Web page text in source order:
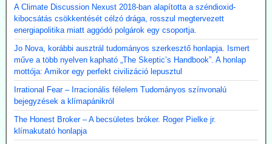
A Climate Discussion Nexust 2018-ban alapította a széndioxid-
kibocsátás csökkentését célzó drága, rosszul megtervezett
energiapolitika miatt aggódó polgárok egy csoportja.
Jo Nova, korábbi ausztrál tudományos szerkesztő honlapja. Ismert
műve a több nyelven kapható „The Skeptic’s Handbook”. A honlap
mottója: Amikor egy perfekt civilizáció lepusztul
Irrational Fear – Irracionális félelem Tudományos színvonalú
bejegyzések a klímapánikról
The Honest Broker – A becsületes bróker. Roger Pielke jr.
klímakutató honlapja